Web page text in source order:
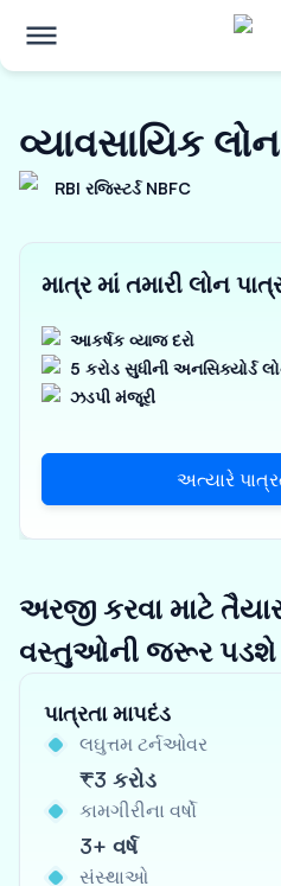
વ્યાવસાયિક
RBI રજિસ્ટર્ડ NBFC
માત્ર માં તમારી લોન
આકર્ષક વ્યાજ દરો
5 કરોડ સુધીની અનસિક્યોર્ડ
ઝડપી મંજૂરી
અત્યારે
અરજી કરવા માટે
વસ્તુઓની જરૂર પડશે
પાત્રતા માપદંડ
લઘુત્તમ ટર્નઓવર
₹3 કરોડ
કામગીરીના વર્ષો
3+ વર્ષ
સંસ્થાઓ